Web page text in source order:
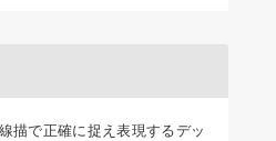
描で正確に捉え表現するデッ